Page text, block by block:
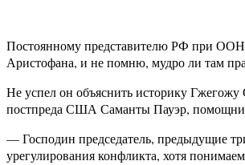
Постоянному представителю РФ при ООН
Аристофана, и не помню, мудро ли там
Не успел он объяснить историку
постпреда США Саманты Пауэр,
— Господин председатель, предыдущие
урегулирования конфликта, хотя